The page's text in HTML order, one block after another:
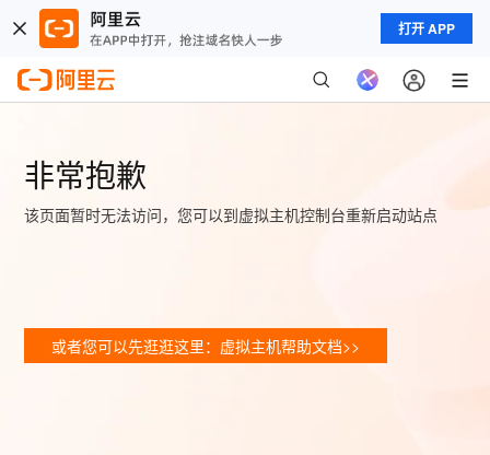
打开 APP
非常抱歉
该页面暂时无法访问，您可以到虚拟主机控制台重新启动站点
或者您可以先逛逛这里：虚拟主机帮助文档>>